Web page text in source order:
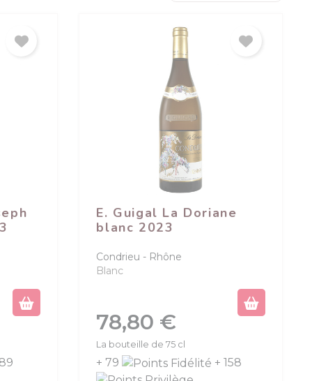
E. Guigal La Doriane
blanc 2023
Condrieu
Rhône
Blanc
Prix
78,80 €
La bouteille de 75 cl
+ 79 + 158